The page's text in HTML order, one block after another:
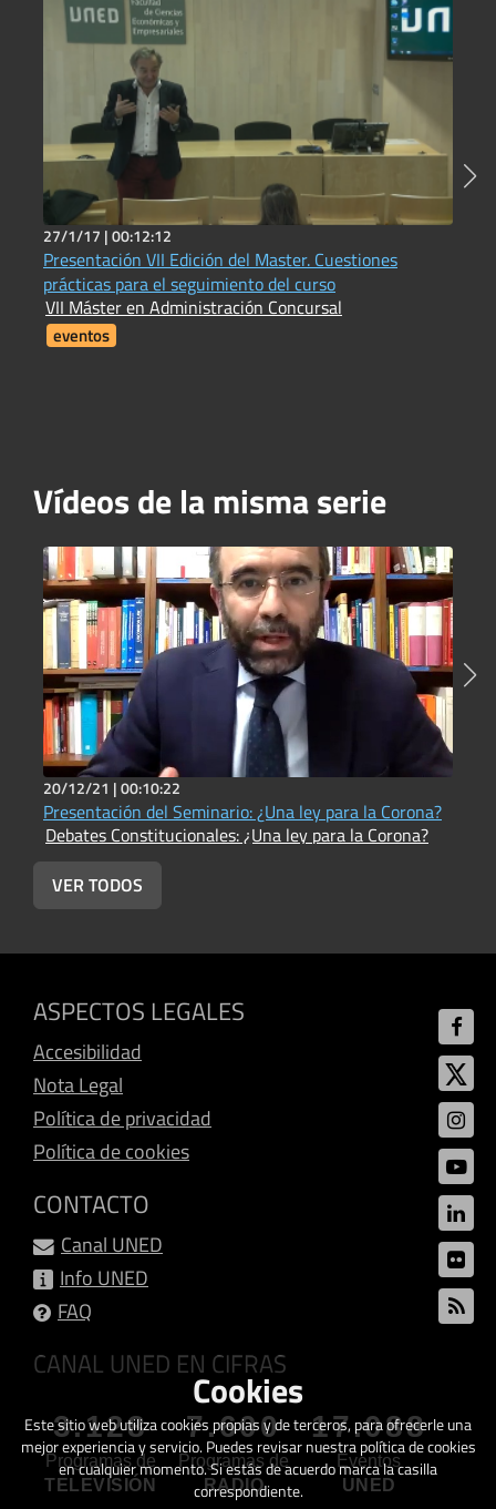
27/1/17 |00:12:12
Presentación VII Edición del Master. Cuestiones
prácticas para el seguimiento del curso
VII Máster en Administración Concursal
eventos
Vídeos de la misma serie
20/12/21 |00:10:22
Presentación del Seminario: ¿Una ley para la Corona?
Debates Constitucionales: ¿Una ley para la Corona?
VER TODOS
ASPECTOS LEGALES
Accesibilidad
Nota Legal
Política de privacidad
Política de cookies
CONTACTO
Canal UNED
Info UNED
FAQ
CANAL UNED EN CIFRAS
3.128
Programas de
TELEVISIÓN
7.600
Programas de
RADIO
17.088
Eventos
UNED
Cookies
Este sitio web utiliza cookies propias y de terceros, para ofrecerle una
mejor experiencia y servicio. Puedes revisar nuestra política de cookies
en cualquier momento. Si estás de acuerdo marca la casilla
correspondiente.